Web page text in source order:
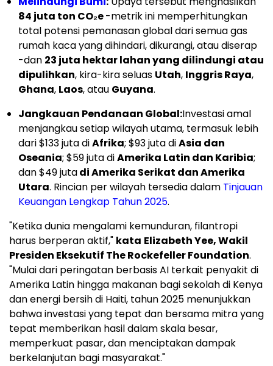
84 juta ton CO₂e-metrik ini memperhitungkan
total potensi pemanasan global dari semua gas
rumah kaca yang dihindari, dikurangi, atau diserap
-dan 23 juta hektar lahan yang dilindungi atau
dipulihkan, kira-kira seluas Utah, Inggris Raya,
Ghana, Laos, atau Guyana.
Jangkauan Pendanaan Global:Investasi amal
menjangkau setiap wilayah utama, termasuk lebih
dari $133 juta diAfrika; $93 juta diAsia dan
Oseania; $59 juta diAmerika Latin dan Karibia;
dan $49 jutadi Amerika Serikat dan Amerika
Utara. Rincian per wilayah tersedia dalam Tinjauan
Keuangan Lengkap Tahun 2025.
"Ketika dunia mengalami kemunduran, filantropi
harus berperan aktif," kata Elizabeth Yee, Wakil
Presiden Eksekutif The Rockefeller Foundation.
"Mulai dari peringatan berbasis AI terkait penyakit di
Amerika Latin hingga makanan bagi sekolah di Kenya
dan energi bersih di Haiti, tahun 2025 menunjukkan
bahwa investasi yang tepat dan bersama mitra yang
tepat memberikan hasil dalam skala besar,
memperkuat pasar, dan menciptakan dampak
berkelanjutan bagi masyarakat."